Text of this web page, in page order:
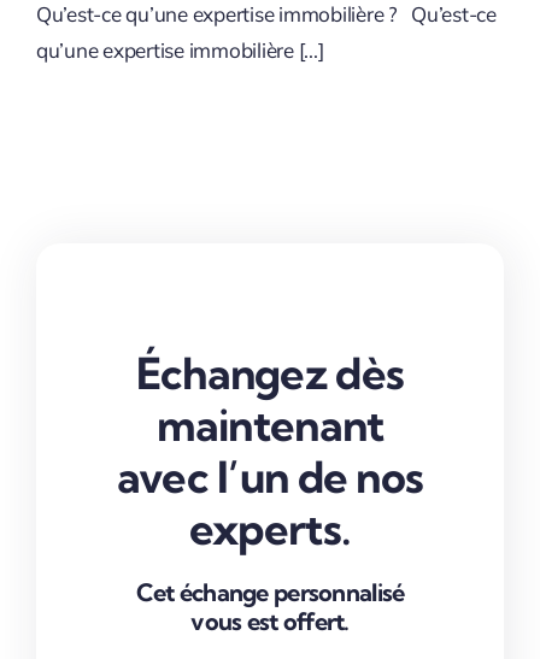
Qu’est-ce qu’une expertise immobilière ? Qu’est-ce
qu’une expertise immobilière [...]
Échangez dès
maintenant
avec l’un de nos
experts.
Cet échange personnalisé
vous est offert.